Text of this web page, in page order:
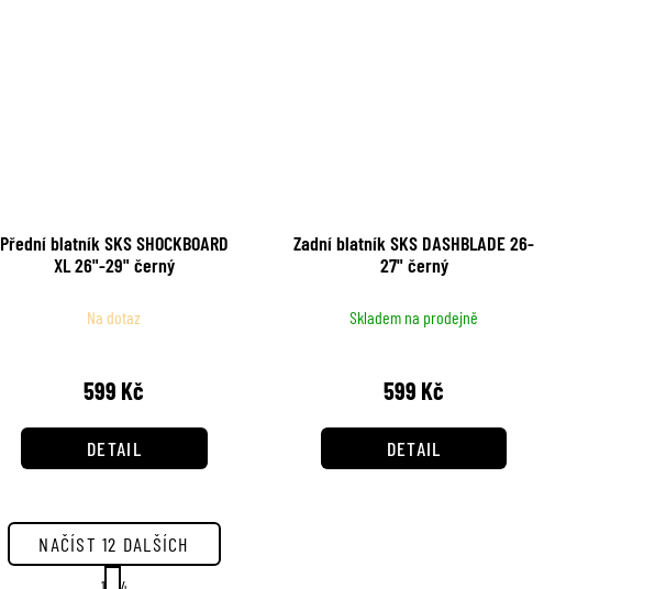
Přední blatník SKS SHOCKBOARD
XL 26"-29" černý
Na dotaz
599 Kč
DETAIL
Zadní blatník SKS DASHBLADE 26-
27" černý
Skladem na prodejně
599 Kč
DETAIL
NAČÍST 12 DALŠÍCH
S